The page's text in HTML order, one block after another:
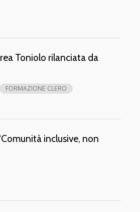
Toniolo rilanciata da
FORMAZIONE CLERO
inclusive, non